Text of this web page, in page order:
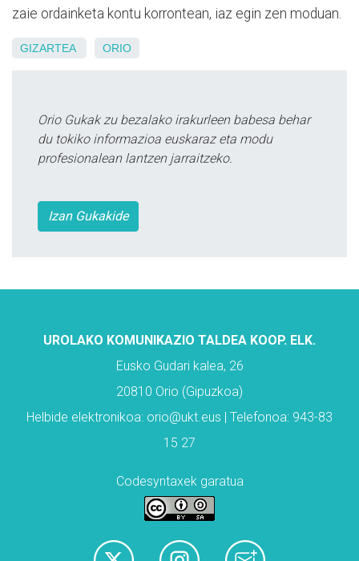
zaie ordainketa kontu korrontean, iaz egin zen moduan.
GIZARTEA ORIO
Orio Gukak zu bezalako irakurleen babesa behar
du tokiko informazioa euskaraz eta modu
profesionalean lantzen jarraitzeko.
Izan Gukakide
UROLAKO KOMUNIKAZIO TALDEA KOOP. ELK.
Eusko Gudari kalea, 26
20810 Orio (Gipuzkoa)
Helbide elektronikoa: orio@ukt.eus | Telefonoa: 943-83
15 27
Codesyntaxek garatua